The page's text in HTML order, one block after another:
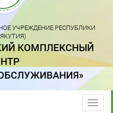
УЧРЕЖДЕНИЕ РЕСПУБЛИКИ
КОМПЛЕКСНЫЙ
trk